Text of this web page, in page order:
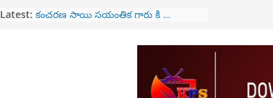
Latest: రేపు నూతన సీజేఐగా జస్టిస్ సూర్యకాంత్
తిరుపతి వెళ్లే వారికి అలర్ట్..! అమల్లోకి